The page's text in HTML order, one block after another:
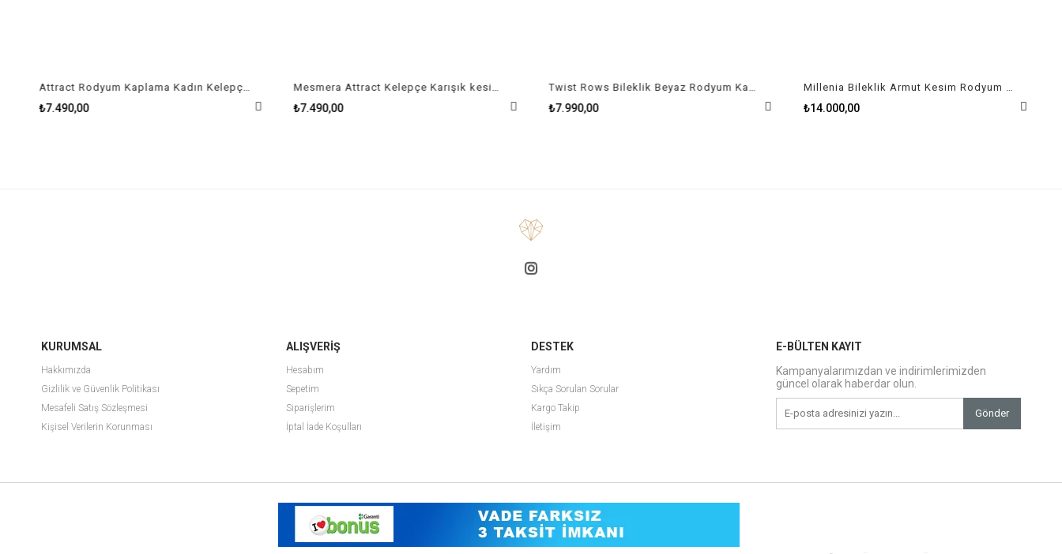
Attract Rodyum Kaplama Kadın Kelepçe Size M
₺7.490,00
Mesmera Attract Kelepçe Karışık kesimler, Beyaz, Rodyum kaplama Size L
₺7.490,00
Twist Rows Bileklik Beyaz Rodyum Kaplama Size S
₺7.990,00
Millenia Bileklik Armut Kesim Rodyum Kaplama
₺14.000,00
KURUMSAL
Hakkımızda
Gizlilik ve Güvenlik Politikası
Mesafeli Satış Sözleşmesi
Kişisel Verilerin Korunması
ALIŞVERİŞ
Hesabım
Sepetim
Siparişlerim
İptal İade Koşulları
DESTEK
Yardım
Sıkça Sorulan Sorular
Kargo Takip
İletişim
E-BÜLTEN KAYIT
Kampanyalarımızdan ve indirimlerimizden
güncel olarak haberdar olun.
Gönder